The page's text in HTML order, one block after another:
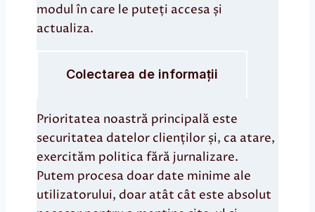
modul în care le puteți accesa și
actualiza.
Colectarea de informații
Prioritatea noastră principală este
securitatea datelor clienților și, ca atare,
exercităm politica fără jurnalizare.
Putem procesa doar date minime ale
utilizatorului, doar atât cât este absolut